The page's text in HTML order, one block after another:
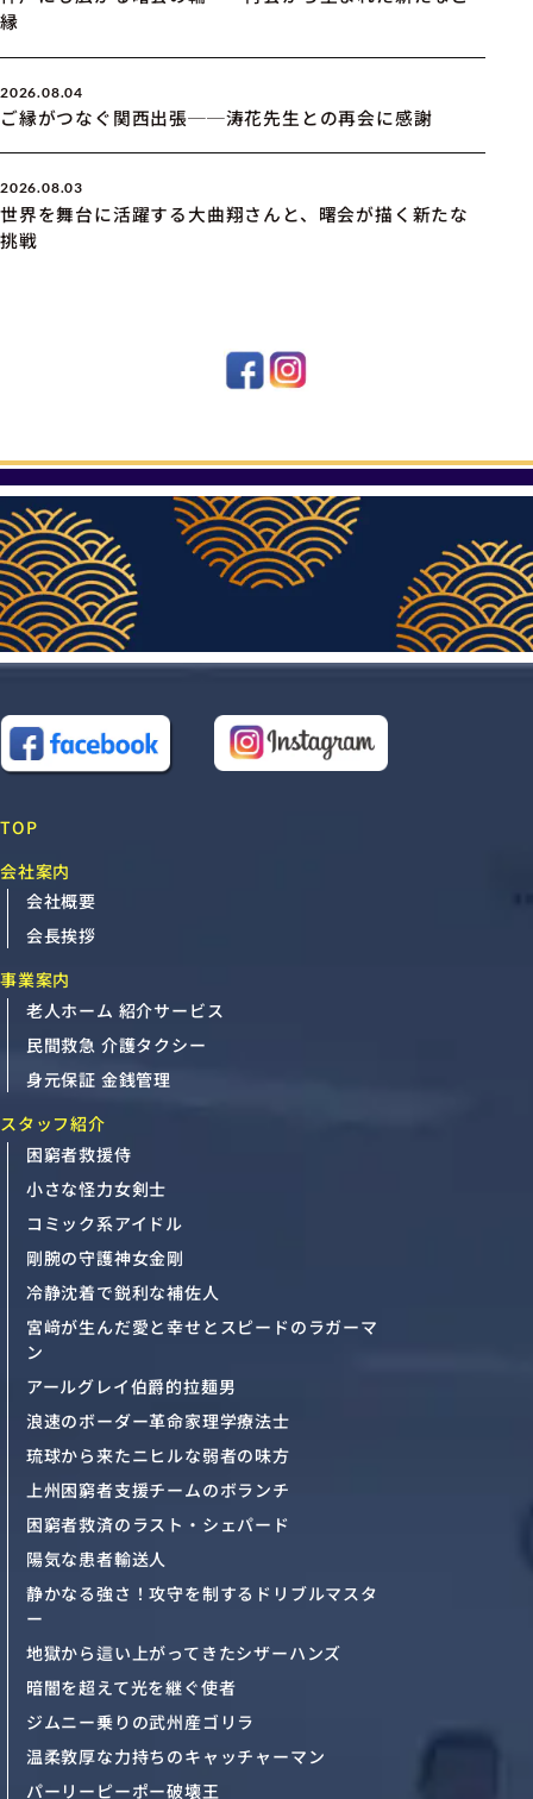
縁
2026.08.04
ご縁がつなぐ関西出張──涛花先生との再会に感謝
2026.08.03
世界を舞台に活躍する大曲翔さんと、曙会が描く新たな
挑戦
TOP
会社案内
会社概要
会長挨拶
事業案内
老人ホーム 紹介サービス
民間救急 介護タクシー
身元保証 金銭管理
スタッフ紹介
困窮者救援侍
小さな怪力女剣士
コミック系アイドル
剛腕の守護神女金剛
冷静沈着で鋭利な補佐人
宮﨑が生んだ愛と幸せとスピードのラガーマ
ン
アールグレイ伯爵的拉麺男
浪速のボーダー革命家理学療法士
琉球から来たニヒルな弱者の味方
上州困窮者支援チームのボランチ
困窮者救済のラスト・シェパード
陽気な患者輸送人
静かなる強さ！攻守を制するドリブルマスタ
ー
地獄から這い上がってきたシザーハンズ
暗闇を超えて光を継ぐ使者
ジムニー乗りの武州産ゴリラ
温柔敦厚な力持ちのキャッチャーマン
パーリーピーポー破壊王